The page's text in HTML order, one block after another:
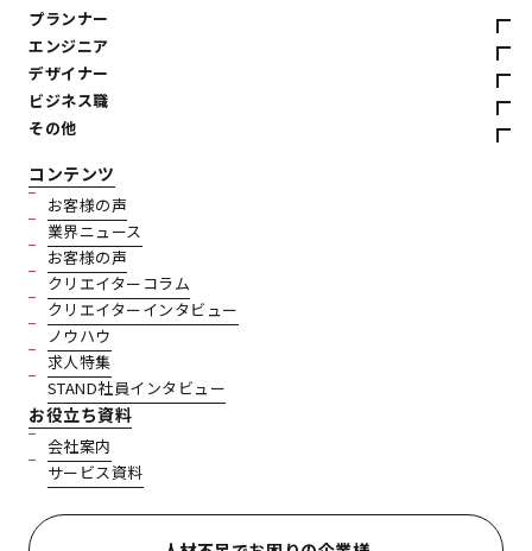
プランナー
エンジニア
デザイナー
ビジネス職
その他
コンテンツ
お客様の声
業界ニュース
お客様の声
クリエイターコラム
クリエイターインタビュー
ノウハウ
求人特集
STAND社員インタビュー
お役立ち資料
会社案内
サービス資料